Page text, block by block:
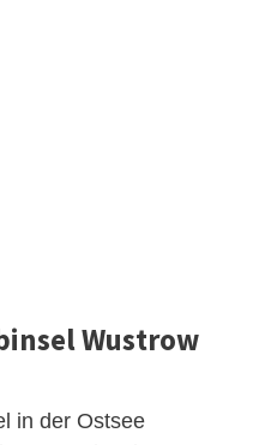
Wustrow
in der Ostsee